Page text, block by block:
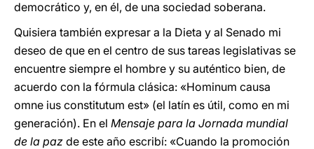
democrático y, en él, de una sociedad soberana.
Quisiera también expresar a la Dieta y al Senado mi
deseo de que en el centro de sus tareas legislativas se
encuentre siempre el hombre y su auténtico bien, de
acuerdo con la fórmula clásica: «Hominum causa
omne ius constitutum est» (el latín es útil, como en mi
generación). En el Mensaje para la Jornada mundial
de la paz de este año escribí: «Cuando la promoción